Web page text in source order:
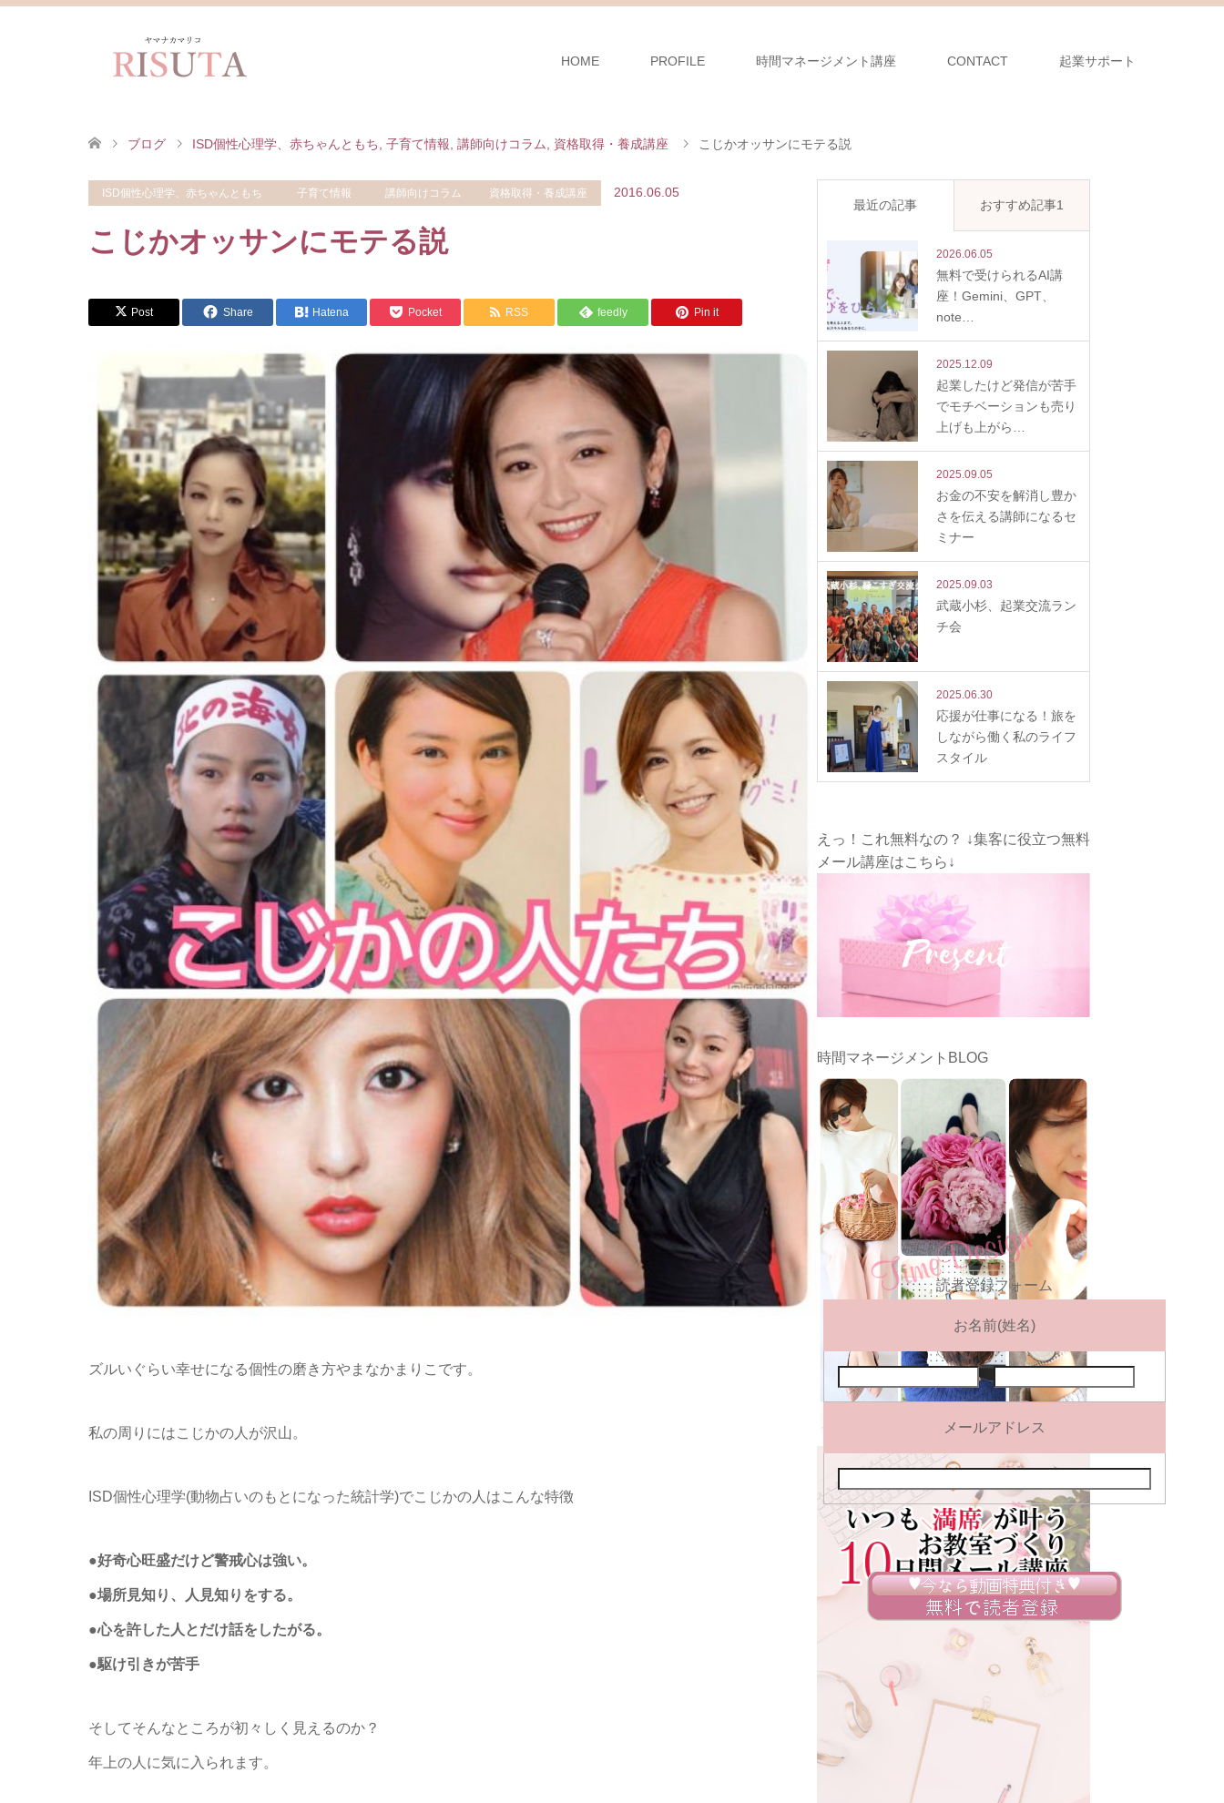
HOME PROFILE 時間マネージメント講座 CONTACT 起業サポート
ブログ ISD個性心理学、赤ちゃんともち 子育て情報 講師向けコラム 資格取得・養成講座 こじかオッサンにモテる説
ISD個性心理学、赤ちゃんともち 子育て情報 講師向けコラム 資格取得・養成講座 2016.06.05
こじかオッサンにモテる説
Post Share Hatena Pocket RSS feedly Pin it
ズルいぐらい幸せになる個性の磨き方やまなかまりこです。
私の周りにはこじかの人が沢山。
ISD個性心理学(動物占いのもとになった統計学)でこじかの人はこんな特徴
●好奇心旺盛だけど警戒心は強い。
●場所見知り、人見知りをする。
●心を許した人とだけ話をしたがる。
●駆け引きが苦手
そしてそんなところが初々しく見えるのか？
年上の人に気に入られます。
最近の記事 おすすめ記事1
2026.06.05
無料で受けられるAI講
座！Gemini、GPT、
note…
2025.12.09
起業したけど発信が苦手
でモチベーションも売り
上げも上がら…
2025.09.05
お金の不安を解消し豊か
さを伝える講師になるセ
ミナー
2025.09.03
武蔵小杉、起業交流ラン
チ会
2025.06.30
応援が仕事になる！旅を
しながら働く私のライフ
スタイル
えっ！これ無料なの？ ↓集客に役立つ無料
メール講座はこちら↓
時間マネージメントBLOG
読者登録フォーム
お名前(姓名)
メールアドレス